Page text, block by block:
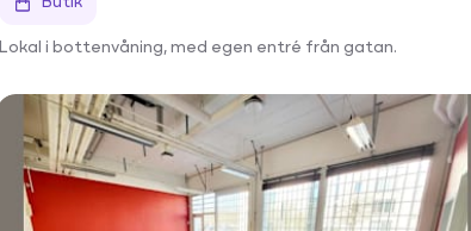
Lokal i bottenvåning, med egen entré från gatan.